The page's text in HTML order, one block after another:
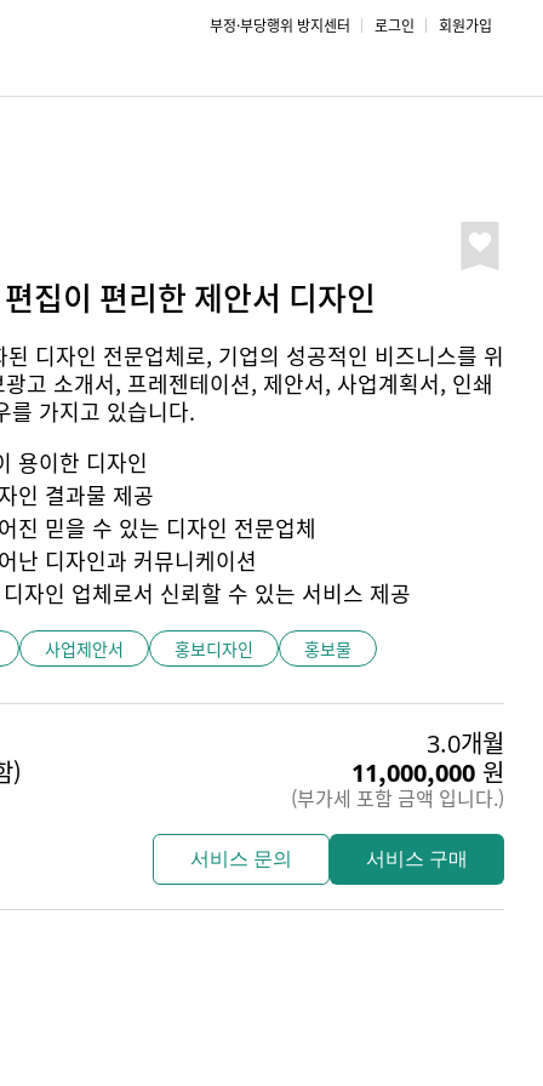
부정·부당행위 방지센터 로그인 회원가입
집이 편리한 제안서 디자인
디자인 전문업체로, 기업의 성공적인 비즈니스를 위
고 소개서, 프레젠테이션, 제안서, 사업계획서, 인쇄
를 가지고 있습니다.
용이한 디자인
인 결과물 제공
진 믿을 수 있는 디자인 전문업체
난 디자인과 커뮤니케이션
자인 업체로서 신뢰할 수 있는 서비스 제공
사업제안서 홍보디자인 홍보물
3.0개월
)
11,000,000 원
(부가세 포함 금액 입니다.)
서비스 문의 서비스 구매